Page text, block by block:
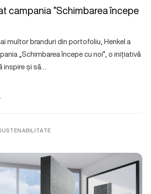
campania ”Schimbarea începe
multor branduri din portofoliu, Henkel a
„Schimbarea începe cu noi”, o inițiativă
inspire și să…